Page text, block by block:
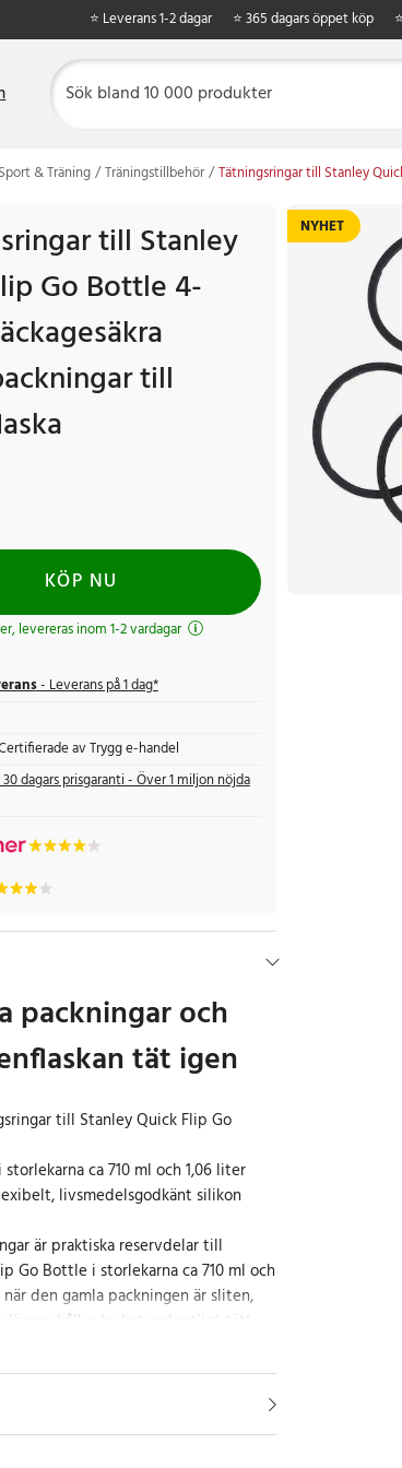
⭐ Leverans 1-2 dagar ⭐ 365 dagars öppet köp ⭐
Sport & Träning Träningstillbehör Tätningsringar till Stanley
NYHET
till Stanley
Go Bottle 4-
till
KÖP NU
levereras inom 1-2 vardagar
- Leverans på 1 dag*
av Trygg e-handel
dagars prisgaranti - Över 1 miljon nöjda
packningar och
tät igen
till Stanley Quick Flip Go
storlekarna ca 710 ml och 1,06 liter
livsmedelsgodkänt silikon
är praktiska reservdelar till
Go Bottle i storlekarna ca 710 ml och
när den gamla packningen är sliten,
längre håller locket ordentligt tätt.
locket att sluta tätt och minskar
och spill i väskan, bilen eller under